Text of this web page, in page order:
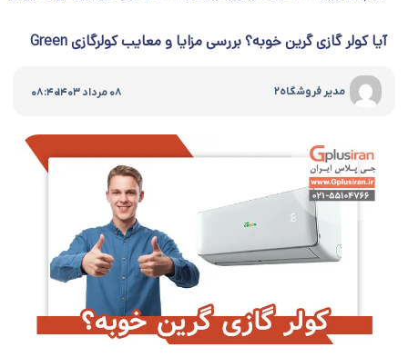
مقایسه کولر گازی پاناسونیک با کولر گازی جی
آبان 13, 1403
معرفی کولر گازی بوش: آیا اسپلیت Bosch خوب
است؟
مقایسه کولر گازی بوش با کولر گازی جی
آیا کولر گازی گرین خوبه؟ بررسی مزایا و معایب کولرگازی Green
مدیر فروشگاه۲ 08 مرداد 1403 |
08:40